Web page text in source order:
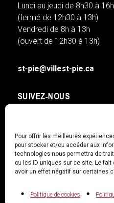
Pour offrir les meilleures
pour stocker et/ou accéder aux
technologies nous permettra de
ou les ID uniques sur ce site. Le
avoir un effet négatif sur certaines
Politique de cookies
Lundi au jeudi de 8h30 à
(fermé de 12h30 à 13h)
Vendredi de 8h à 13h
(ouvert de 12h30 à 13h)
st-pie@villest-pie.ca
SUIVEZ-NOUS
© 2026 Ville de Saint-Pie